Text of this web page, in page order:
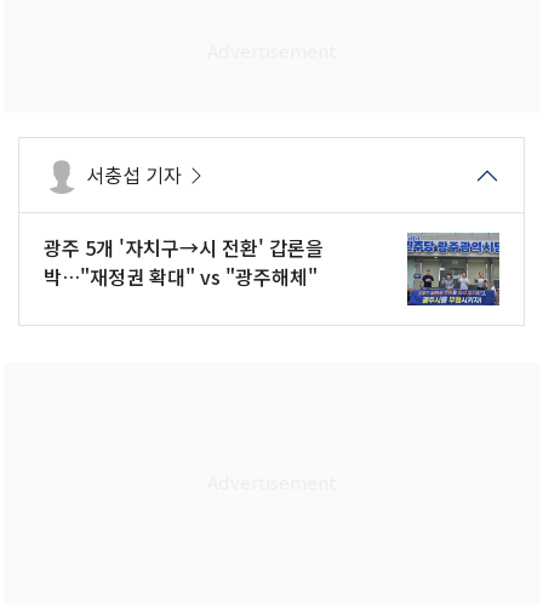
서충섭 기자
광주 5개 '자치구→시 전환' 갑론을
박…"재정권 확대" vs "광주해체"